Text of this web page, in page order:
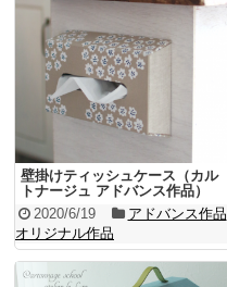
壁掛けティッシュケース（カル
トナージュ アドバンス作品）
2020/6/19
アドバンス作品
オリジナル作品